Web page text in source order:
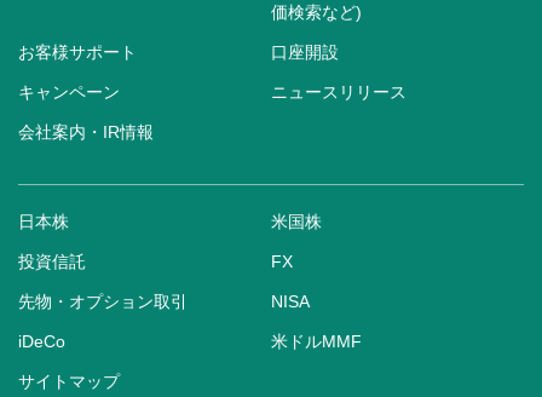
価検索など)
お客様サポート 口座開設
キャンペーン ニュースリリース
会社案内・IR情報
日本株 米国株
投資信託 FX
先物・オプション取引 NISA
iDeCo 米ドルMMF
サイトマップ